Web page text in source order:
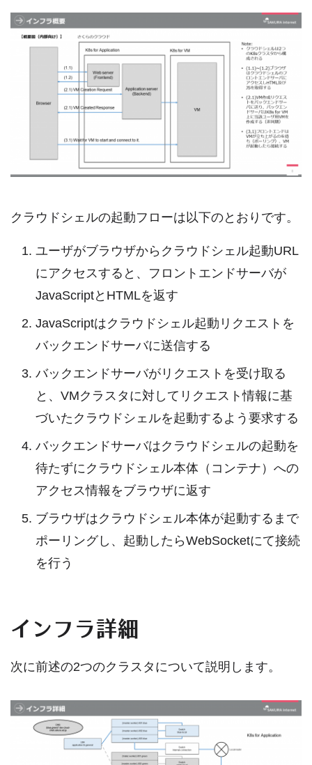
クラウドシェルの起動フローは以下のとおりです。
ユーザがブラウザからクラウドシェル起動URL
にアクセスすると、フロントエンドサーバが
JavaScriptとHTMLを返す
JavaScriptはクラウドシェル起動リクエストを
バックエンドサーバに送信する
バックエンドサーバがリクエストを受け取る
と、VMクラスタに対してリクエスト情報に基
づいたクラウドシェルを起動するよう要求する
バックエンドサーバはクラウドシェルの起動を
待たずにクラウドシェル本体（コンテナ）への
アクセス情報をブラウザに返す
ブラウザはクラウドシェル本体が起動するまで
ポーリングし、起動したらWebSocketにて接続
を行う
インフラ詳細
次に前述の2つのクラスタについて説明します。